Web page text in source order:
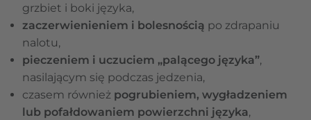
grzbiet i boki języka,
zaczerwienieniem i bolesnością po zdrapaniu
nalotu,
pieczeniem i uczuciem „palącego języka”,
nasilającym się podczas jedzenia,
czasem również pogrubieniem, wygładzeniem
lub pofałdowaniem powierzchni języka,